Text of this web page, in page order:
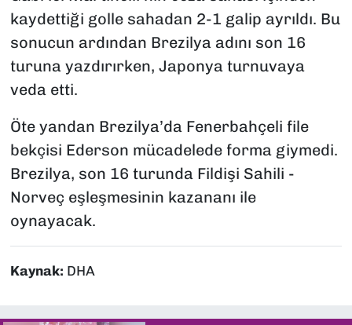
kaydettiği golle sahadan 2-1 galip ayrıldı. Bu
sonucun ardından Brezilya adını son 16
turuna yazdırırken, Japonya turnuvaya
veda etti.
Öte yandan Brezilya’da Fenerbahçeli file
bekçisi Ederson mücadelede forma giymedi.
Brezilya, son 16 turunda Fildişi Sahili -
Norveç eşleşmesinin kazananı ile
oynayacak.
Kaynak: DHA